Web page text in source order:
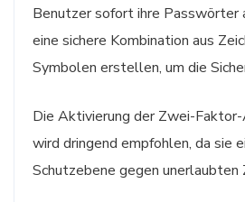
Benutzer sofort ihre Passwörter
eine sichere Kombination aus
Symbolen erstellen, um die
Die Aktivierung der Zwei-
wird dringend empfohlen, da sie
Schutzebene gegen unerlaubten